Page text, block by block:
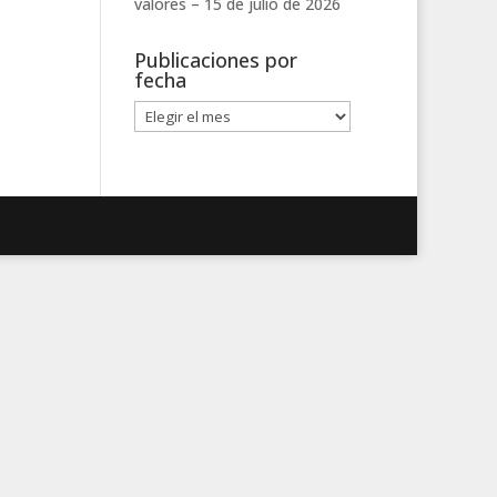
Publicaciones por
fecha
Publicaciones
por